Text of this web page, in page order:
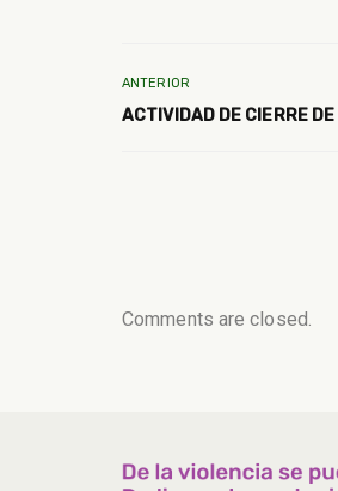
ANTERIOR
ACTIVIDAD DE CIERRE
Comments are closed.